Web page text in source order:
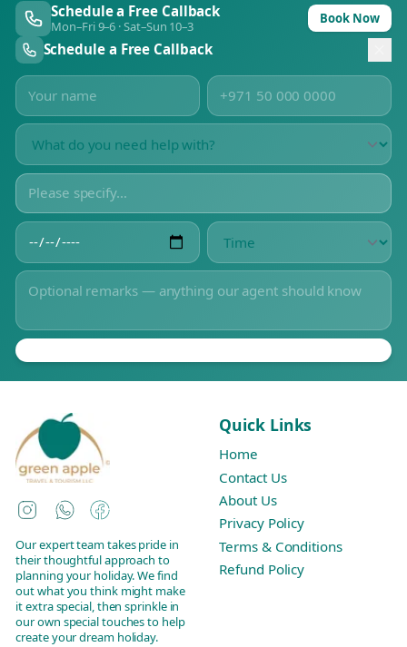
Schedule a Free Callback
Mon–Fri 9–6 · Sat–Sun 10–3 Book Now
Schedule a Free Callback
Instagram
WhatsAppFacebook
Our expert team takes pride in
their thoughtful approach to
planning your holiday. We find
out what you think might make
it extra special, then sprinkle in
our own special touches to help
create your dream holiday.
Quick Links
Home
Contact Us
About Us
Privacy Policy
Terms & Conditions
Refund Policy